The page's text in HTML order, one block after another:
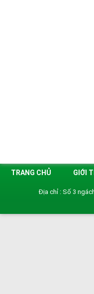
TRANG CHỦ GIỚI
Địa chỉ : Số 3